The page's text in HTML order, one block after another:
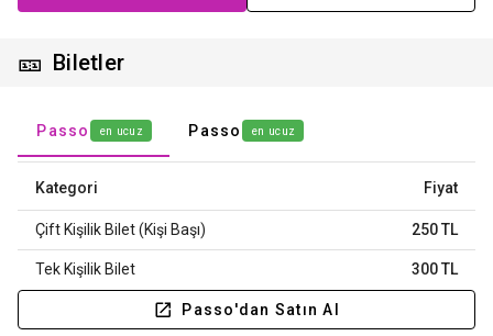
🎫 Biletler
Passo en ucuz Passo en ucuz
Kategori Fiyat
Çift Kişilik Bilet (Kişi Başı) 250 TL
Tek Kişilik Bilet 300 TL
Passo'dan Satın Al